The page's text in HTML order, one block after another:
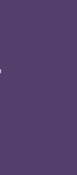
S’ouvre